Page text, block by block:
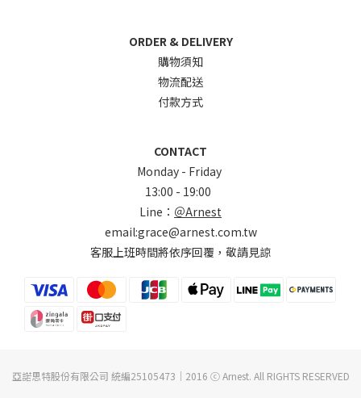
ORDER & DELIVERY
購物須知
物流配送
付款方式
CONTACT
Monday - Friday
13:00 - 19:00
Line： ＠Arnest
email:grace@arnest.com.tw
客服上班時間將依序回覆，敬請見諒
亞諾思特股份有限公司 統編25105473｜2016 ⓒ Arnest. All RIGHTS RESERVED